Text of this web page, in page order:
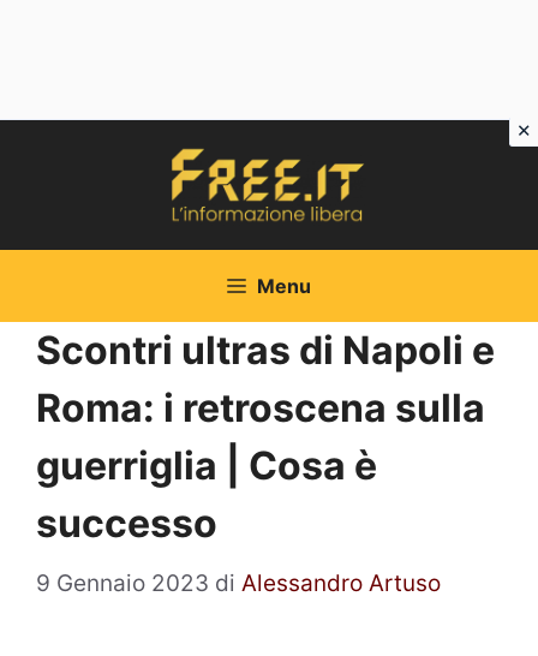
Menu
Scontri ultras di Napoli e
Roma: i retroscena sulla
guerriglia | Cosa è
successo
9 Gennaio 2023 di Alessandro Artuso